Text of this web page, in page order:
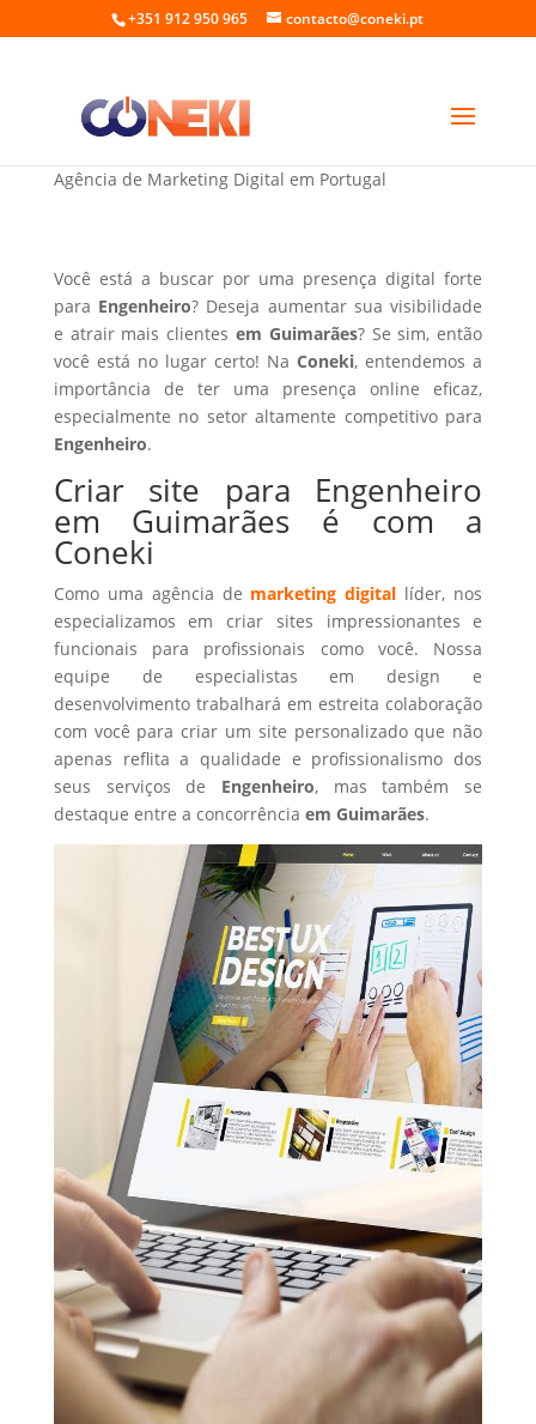
+351 912 950 965 contacto@coneki.pt
Criar site para Engenheiro em Guimarães
Agência de Marketing Digital em Portugal
Você está a buscar por uma presença digital forte
para Engenheiro? Deseja aumentar sua visibilidade
e atrair mais clientes em Guimarães? Se sim, então
você está no lugar certo! NaConeki, entendemos a
importância de ter uma presença online eficaz,
especialmente no setor altamente competitivo para
Engenheiro.
Criar site para Engenheiro
em Guimarães é com a
Coneki
Como uma agência de marketing digital líder, nos
especializamos em criar sites impressionantes e
funcionais para profissionais como você. Nossa
equipe de especialistas em design e
desenvolvimento trabalhará em estreita colaboração
com você para criar um site personalizado que não
apenas reflita a qualidade e profissionalismo dos
seus serviços de Engenheiro, mas também se
destaque entre a concorrência em Guimarães.